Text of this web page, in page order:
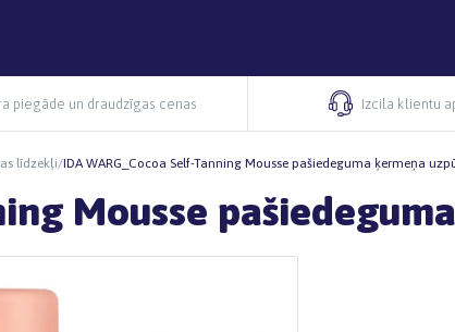
piegāde un draudzīgas cenas Izcila klientu
līdzekļi/IDA WARG_Cocoa Self-Tanning Mousse pašiedeguma ķermeņa
Mousse